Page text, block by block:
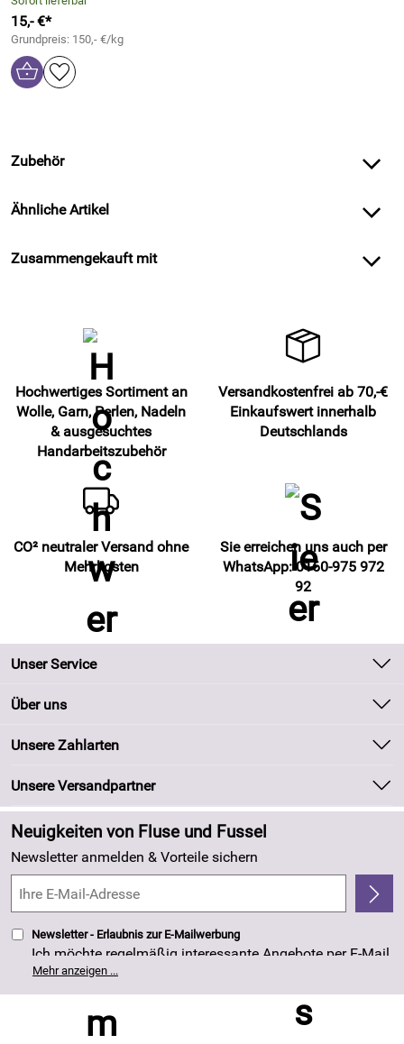
15,- €*
Grundpreis: 150,- €/kg
Zubehör
Ähnliche Artikel
Zusammengekauft mit
Hochwertiges Sortiment an
Wolle, Garn, Perlen, Nadeln
& ausgesuchtes
Handarbeitszubehör
Versandkostenfrei ab 70,-€
Einkaufswert innerhalb
Deutschlands
CO² neutraler Versand ohne
Mehrkosten
Sie erreichen uns auch per
WhatsApp: 0160-975 972
92
Unser Service
Kontakt
Kundeninformationen
Newsletter
Zahlung und Versand
Kundenlogin
Über uns
Unsere Bestseller
Neu
Angebote
Made in Germany
4,8/5*****
Unsere Zahlarten
Unsere Versandpartner
Neuigkeiten von Fluse und Fussel
Newsletter anmelden & Vorteile sichern
Newsletter - Erlaubnis zur E-Mailwerbung
Ich möchte regelmäßig interessante Angebote per E-Mail
erhalten. Meine E-Mail-Adresse wird nicht an andere
Unternehmen weitergegeben. Die Einwilligung zur
Nutzung meiner E-Mail- Adresse für Werbezwecke kann
Datenschutzerklärung habe ich zur Kenntnis
genommen.
Mehr anzeigen ...